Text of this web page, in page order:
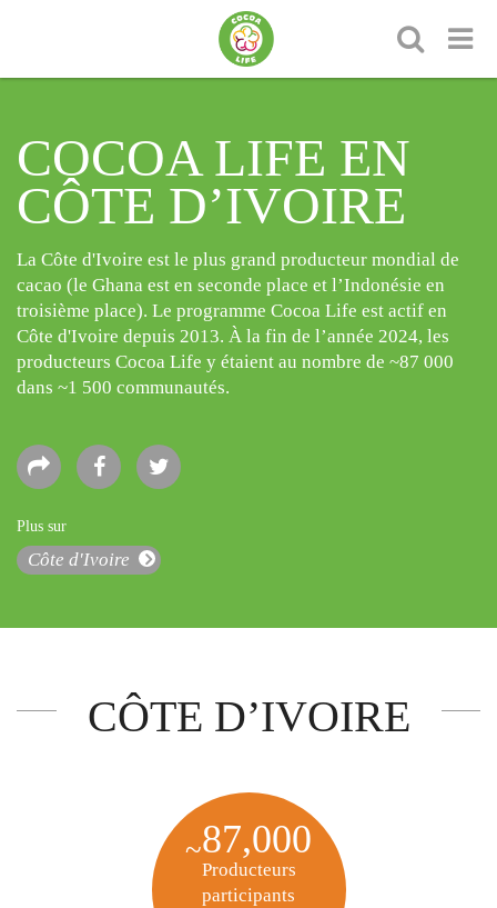
COCOA LIFE EN
CÔTE D’IVOIRE
La Côte d'Ivoire est le plus grand producteur mondial de
cacao (le Ghana est en seconde place et l’Indonésie en
troisième place). Le programme Cocoa Life est actif en
Côte d'Ivoire depuis 2013. À la fin de l’année 2024, les
producteurs Cocoa Life y étaient au nombre de ~87 000
dans ~1 500 communautés.
Plus sur
Côte d'Ivoire
CÔTE D’IVOIRE
~87,000
Producteurs
participants